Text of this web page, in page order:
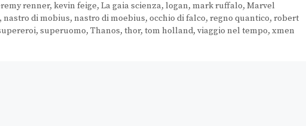
renner, kevin feige, La gaia scienza, logan, mark ruffalo, Marvel
, nastro di mobius, nastro di moebius, occhio di falco, regno quantico, robert
, superuomo, Thanos, thor, tom holland, viaggio nel tempo, xmen